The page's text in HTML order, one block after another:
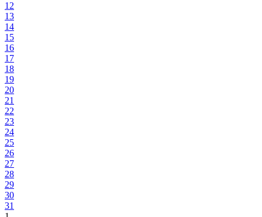
12
13
14
15
16
17
18
19
20
21
22
23
24
25
26
27
28
29
30
31